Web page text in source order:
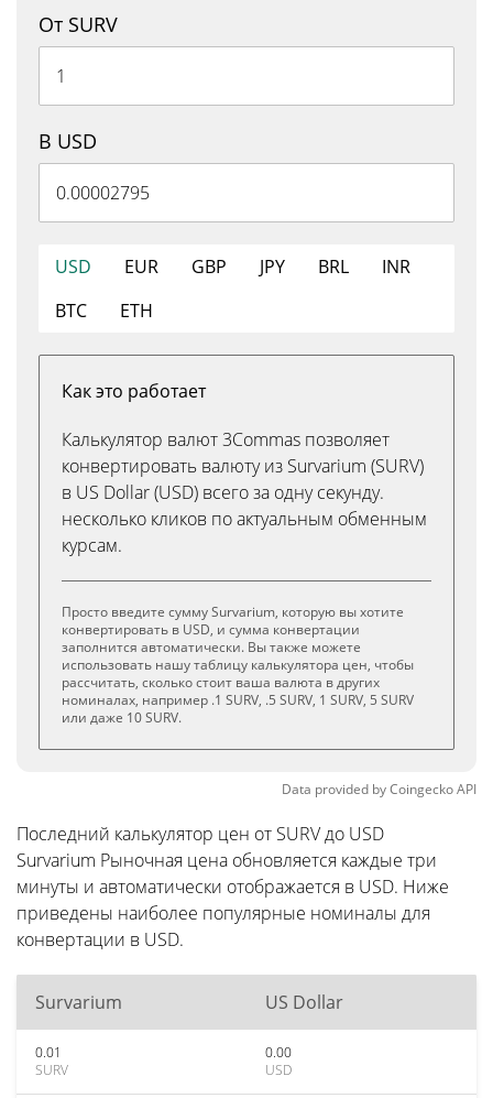
От SURV
В USD
USD EUR GBP JPY BRL
INR
BTC
ETH
Как это работает
Калькулятор валют 3Commas позволяет
конвертировать валюту из Survarium (SURV)
в US Dollar (USD) всего за одну секунду.
несколько кликов по актуальным обменным
курсам.
Просто введите сумму Survarium, которую вы хотите
конвертировать в USD, и сумма конвертации
заполнится автоматически. Вы также можете
использовать нашу таблицу калькулятора цен, чтобы
рассчитать, сколько стоит ваша валюта в других
номиналах, например .1 SURV, .5 SURV, 1 SURV, 5 SURV
или даже 10 SURV.
Data provided byCoingeckoAPI
Последний калькулятор цен от SURV до USD
Survarium Рыночная цена обновляется каждые три
минуты и автоматически отображается в USD. Ниже
приведены наиболее популярные номиналы для
конвертации в USD.
Survarium US Dollar
0.01
SURV
0.00
USD